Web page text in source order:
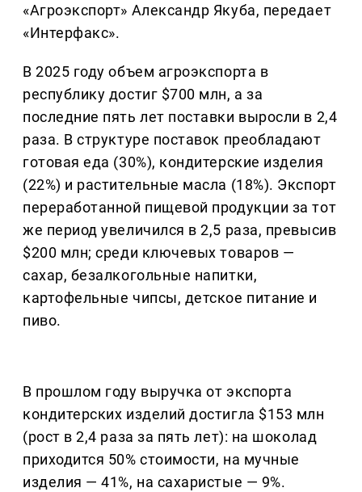
«Агроэкспорт» Александр Якуба, передает
«Интерфакс».
В 2025 году объем агроэкспорта в
республику достиг $700 млн, а за
последние пять лет поставки выросли в 2,4
раза. В структуре поставок преобладают
готовая еда (30%), кондитерские изделия
(22%) и растительные масла (18%). Экспорт
переработанной пищевой продукции за тот
же период увеличился в 2,5 раза, превысив
$200 млн; среди ключевых товаров —
сахар, безалкогольные напитки,
картофельные чипсы, детское питание и
пиво.
В прошлом году выручка от экспорта
кондитерских изделий достигла $153 млн
(рост в 2,4 раза за пять лет): на шоколад
приходится 50% стоимости, на мучные
изделия — 41%, на сахаристые — 9%.